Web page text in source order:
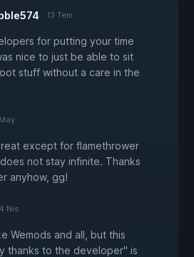
13 Tem
for putting your time
nice to just be able to sit
stuff without a care in the
except for flamethrower
not stay infinite. Thanks
anyhow, gg!
Nis
Wemods and all, but this
thanks to the developer" is